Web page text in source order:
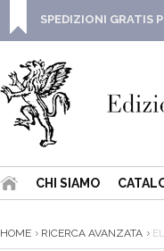
SPEDIZIONI GRATIS
CHI SIAMO
HOME RICERCA AVANZATA